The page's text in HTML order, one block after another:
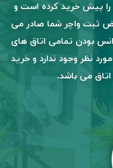
پیش خرید کرده است و
ثبت واچر شما صادر می
بودن تمامی اتاق های
نظر وجود ندارد و خرید
می باشد.